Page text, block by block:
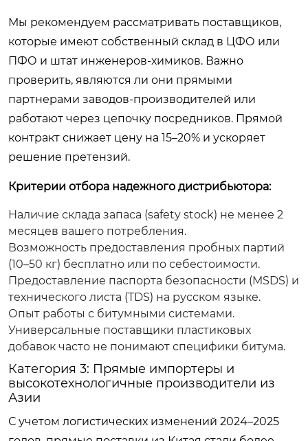
Мы рекомендуем рассматривать поставщиков,
которые имеют собственный склад в ЦФО или
ПФО и штат инженеров-химиков. Важно
проверить, являются ли они прямыми
партнерами заводов-производителей или
работают через цепочку посредников. Прямой
контракт снижает цену на 15–20% и ускоряет
решение претензий.
Критерии отбора надежного дистрибьютора:
Наличие склада запаса (safety stock) не менее 2
месяцев вашего потребления.
Возможность предоставления пробных партий
(10–50 кг) бесплатно или по себестоимости.
Предоставление паспорта безопасности (MSDS) и
технического листа (TDS) на русском языке.
Опыт работы с битумными системами.
Универсальные поставщики пластиковых
добавок часто не понимают специфики битума.
Категория 3: Прямые импортеры и
высокотехнологичные производители из
Азии
С учетом логистических изменений 2024–2025